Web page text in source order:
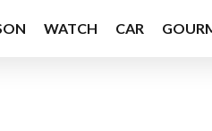
WATCH CAR